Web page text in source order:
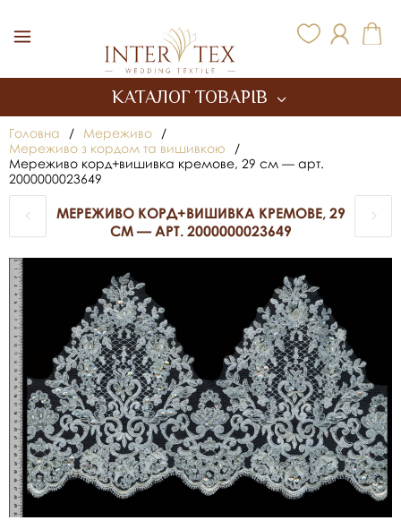
КАТАЛОГ ТОВАРІВ
Головна / Мереживо
/
Мереживо з кордом та вишивкою
/
Мереживо корд+вишивка кремове, 29 см — арт.
2000000023649
МЕРЕЖИВО КОРД+ВИШИВКА КРЕМОВЕ, 29
СМ — АРТ. 2000000023649